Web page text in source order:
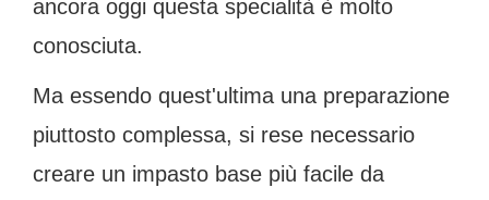
ancora oggi questa specialità è molto
conosciuta.
Ma essendo quest'ultima una preparazione
piuttosto complessa, si rese necessario
creare un impasto base più facile da